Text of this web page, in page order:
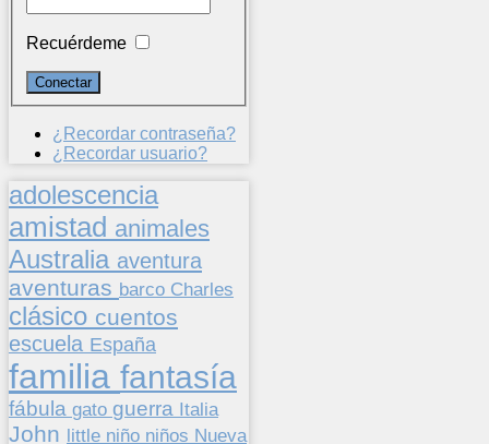
Recuérdeme
¿Recordar contraseña?
¿Recordar usuario?
adolescencia
amistad animales
Australia aventura
aventuras barco Charles
clásico cuentos
escuela España
familia fantasía
fábula gato guerra Italia
John little niño niños Nueva